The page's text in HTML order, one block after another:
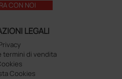
CON NOI
LEGALI
termini di vendita
Cookies